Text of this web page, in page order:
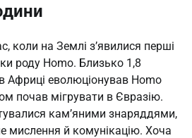
коли на Землі з’явилися перші
роду Homo. Близько 1,8
Африці еволюціонував Homo
почав мігрувати в Євразію.
кам’яними знаряддями,
мислення й комунікацію. Хоча